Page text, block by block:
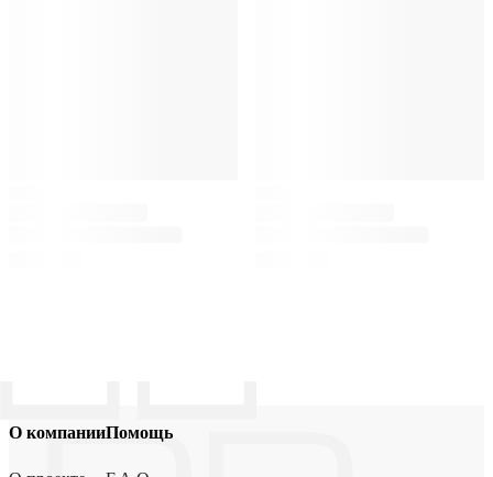
О компанииПомощь